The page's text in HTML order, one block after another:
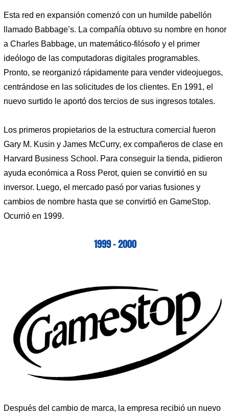
Esta red en expansión comenzó con un humilde pabellón
llamado Babbage’s. La compañía obtuvo su nombre en honor
a Charles Babbage, un matemático-filósofo y el primer
ideólogo de las computadoras digitales programables.
Pronto, se reorganizó rápidamente para vender videojuegos,
centrándose en las solicitudes de los clientes. En 1991, el
nuevo surtido le aportó dos tercios de sus ingresos totales.
Los primeros propietarios de la estructura comercial fueron
Gary M. Kusin y James McCurry, ex compañeros de clase en
Harvard Business School. Para conseguir la tienda, pidieron
ayuda económica a Ross Perot, quien se convirtió en su
inversor. Luego, el mercado pasó por varias fusiones y
cambios de nombre hasta que se convirtió en GameStop.
Ocurrió en 1999.
1999 – 2000
Después del cambio de marca, la empresa recibió un nuevo